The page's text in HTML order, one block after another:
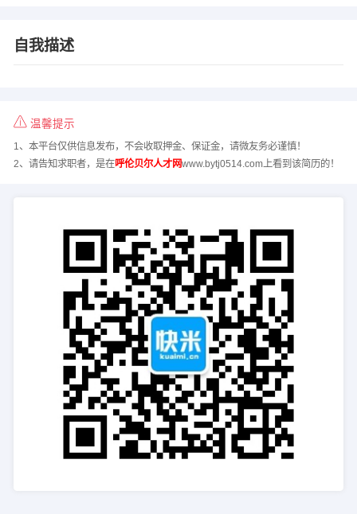
自我描述
温馨提示
1、本平台仅供信息发布，不会收取押金、保证金，请微友务必谨慎！
2、请告知求职者，是在呼伦贝尔人才网www.bytj0514.com上看到该简历的！